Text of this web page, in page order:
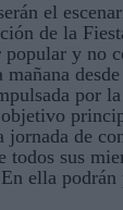
el
de la
popular y no
por
jornada de
sus
ella